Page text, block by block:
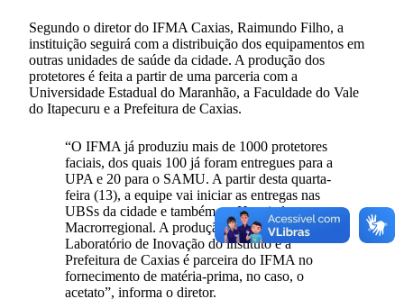
Segundo o diretor do IFMA Caxias, Raimundo Filho, a
instituição seguirá com a distribuição dos equipamentos em
outras unidades de saúde da cidade. A produção dos
protetores é feita a partir de uma parceria com a
Universidade Estadual do Maranhão, a Faculdade do Vale
do Itapecuru e a Prefeitura de Caxias.
“O IFMA já produziu mais de 1000 protetores
faciais, dos quais 100 já foram entregues para a
UPA e 20 para o SAMU. A partir desta quarta-
feira (13), a equipe vai iniciar as entregas nas
UBSs da cidade e também no Hospital
Macrorregional. A produção é realizada no
Laboratório de Inovação do instituto e a
Prefeitura de Caxias é parceira do IFMA no
fornecimento de matéria-prima, no caso, o
acetato”, informa o diretor.